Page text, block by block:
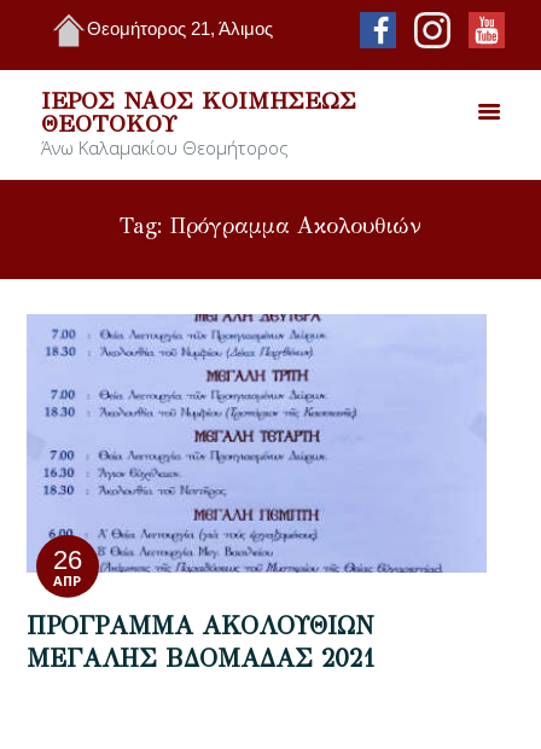
Θεομήτορος 21, Άλιμος
ΙΕΡΌΣ ΝΑΌΣ ΚΟΙΜΉΣΕΩΣ
ΘΕΟΤΌΚΟΥ
Άνω Καλαμακίου Θεομήτορος
Tag: Πρόγραμμα Ακολουθιών
26
ΑΠΡ
ΠΡΟΓΡΑΜΜΑ ΑΚΟΛΟΥΘΙΩΝ
ΜΕΓΑΛΗΣ ΒΔΟΜΑΔΑΣ 2021